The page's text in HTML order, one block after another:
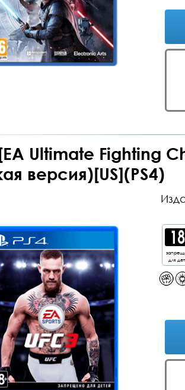
Ultimate Fighting
версия)[US](PS4)
для